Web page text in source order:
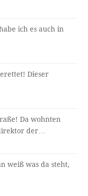
ich es auch in
Dieser
Da wohnten
der…
weiß was da steht,